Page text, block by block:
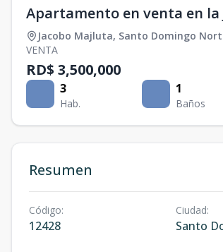
Apartamento en venta en la
Jacobo Majluta, Santo Domingo
VENTA
RD$ 3,500,000
3
Hab.
1
Baños
Resumen
Código:
12428
Ciudad:
Santo